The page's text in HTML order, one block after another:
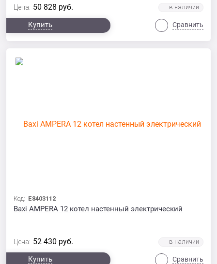
Цена: 50 828 руб.
Купить Сравнить
Код: E8403112
Baxi AMPERA 12 котел настенный электрический
Цена: 52 430 руб.
Купить Сравнить